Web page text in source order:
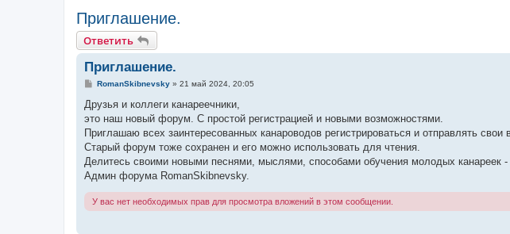
Приглашение.
Ответить
Приглашение.
С
о
б
щ
е
и
е
RomanSkibnevsky» 21 май 2024, 20:05
Друзья и коллеги канареечники,
это наш новый форум. С простой регистрацией и новыми возможностями.
Приглашаю всех заинтересованных канароводов регистрироваться и отправлять
Старый форум тоже сохранен и его можно использовать для чтения.
Делитесь своими новыми песнями, мыслями, способами обучения молодых канареек -
Админ форума RomanSkibnevsky.
У вас нет необходимых прав для просмотра вложений в этом сообщении.